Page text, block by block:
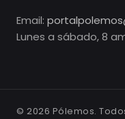
Email:
Lunes a sábado, 8
© 2026 Pólemos.